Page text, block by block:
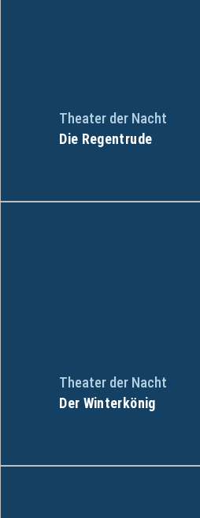
Theater der Nacht
Die Regentrude
Theater der Nacht
Der Winterkönig